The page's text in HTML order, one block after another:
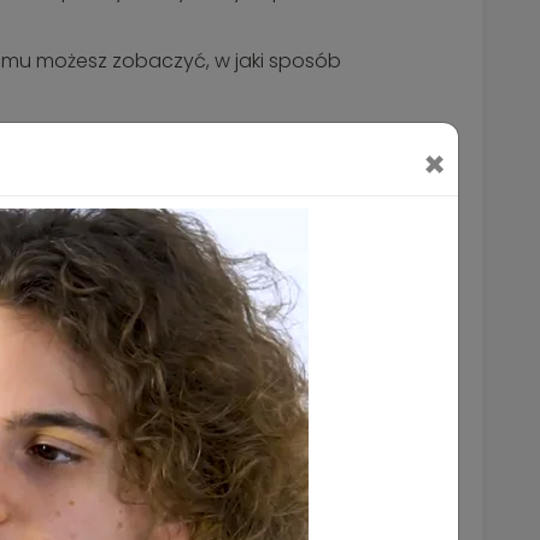
możesz zobaczyć, w jaki sposób
×